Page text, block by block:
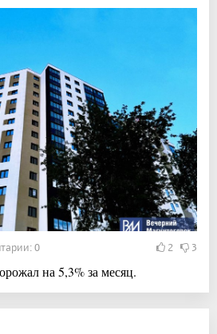
0 2 3
на 5,3% за месяц.